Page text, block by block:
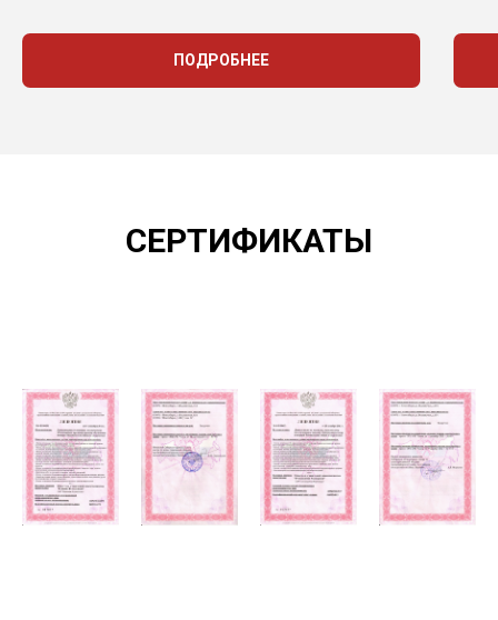
ПОДРОБНЕЕ
СЕРТИФИКАТЫ